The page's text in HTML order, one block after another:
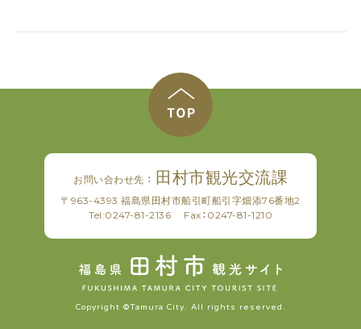
お問い合わせ先 ： 田村市観光交流課
〒963-4393 福島県田村市船引町船引字畑添76番地2
Tel:0247-81-2136 Fax：0247-81-1210
Copyright ©Tamura City. All rights reserved.